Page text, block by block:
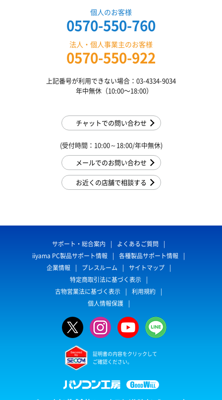
個人のお客様
0570-550-760
法人・個人事業主のお客様
0570-550-922
上記番号が利用できない場合：03-4334-9034
年中無休（10:00〜18:00）
チャットでの問い合わせ
(受付時間：10:00～18:00/年中無休)
メールでのお問い合わせ
お近くの店舗で相談する
サポート・総合案内
よくあるご質問
iiyama PC製品サポート情報
各種製品サポート情報
企業情報
プレスルーム
サイトマップ
特定商取引法に基づく表示
古物営業法に基づく表示
利用規約
個人情報保護
証明書の内容をクリックして
ご確認ください。